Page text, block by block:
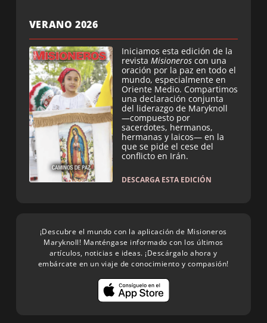
VERANO 2026
Iniciamos esta edición de la
revista Misioneros con una
oración por la paz en todo el
mundo, especialmente en
Oriente Medio. Compartimos
una declaración conjunta
del liderazgo de Maryknoll
—compuesto por
sacerdotes, hermanos,
hermanas y laicos— en la
que se pide el cese del
conflicto en Irán.
DESCARGA ESTA EDICIÓN
¡Descubre el mundo con la aplicación de Misioneros
Maryknoll! Manténgase informado con los últimos
artículos, noticias e ideas. ¡Descárgalo ahora y
embárcate en un viaje de conocimiento y compasión!